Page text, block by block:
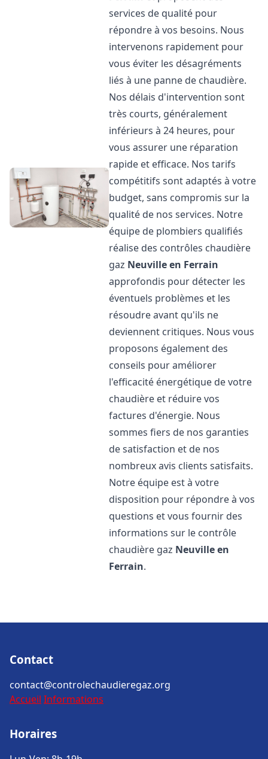
services de qualité pour
répondre à vos besoins. Nous
intervenons rapidement pour
vous éviter les désagréments
liés à une panne de chaudière.
Nos délais d'intervention sont
très courts, généralement
inférieurs à 24 heures, pour
vous assurer une réparation
rapide et efficace. Nos tarifs
compétitifs sont adaptés à votre
budget, sans compromis sur la
qualité de nos services. Notre
équipe de plombiers qualifiés
réalise des contrôles chaudière
gaz Neuville en Ferrain
approfondis pour détecter les
éventuels problèmes et les
résoudre avant qu'ils ne
deviennent critiques. Nous vous
proposons également des
conseils pour améliorer
l'efficacité énergétique de votre
chaudière et réduire vos
factures d'énergie. Nous
sommes fiers de nos garanties
de satisfaction et de nos
nombreux avis clients satisfaits.
Notre équipe est à votre
disposition pour répondre à vos
questions et vous fournir des
informations sur le contrôle
chaudière gaz Neuville en
Ferrain.
Contact
contact@controlechaudieregaz.org
Accueil Informations
Horaires